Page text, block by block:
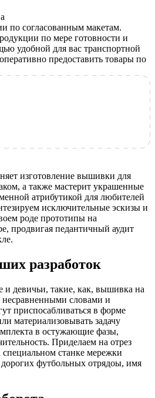
по согласованным макетам.
по мере готовности и
удобной для вас транспортной
предоставить товары по
изготовление вышивки для
а также мастерит украшенные
атрибутикой для любителей
исключительные эскизы и
роде прототипы на
продвигая педантичный аудит
разработок
девичьи, такие, как, вышивка на
несравненными словами и
приспосабливаться в форме
материализовывать задачу
в остужающие фазы,
Приделаем на отрез
станке мережки
футбольных отрядоы, имя